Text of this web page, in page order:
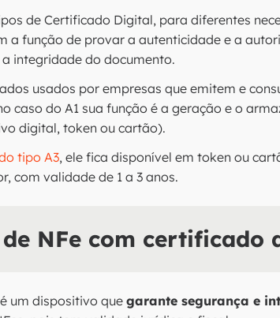
de Certificado Digital, para diferentes
a função de provar a autenticidade e a
integridade do documento.
usados por empresas que emitem e
caso do A1 sua função é a geração e o
digital, token ou cartão).
tipo A3, ele fica disponível em token ou
com validade de 1 a 3 anos.
NFe com certificado
um dispositivo quegarante segurança e